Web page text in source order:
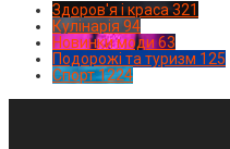
Здоров'я і краса 321
Кулінарія 94
Новинки моди 63
Подорожі та туризм 125
Спорт1224